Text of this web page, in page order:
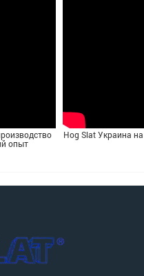
опыт
Hog Slat Украина